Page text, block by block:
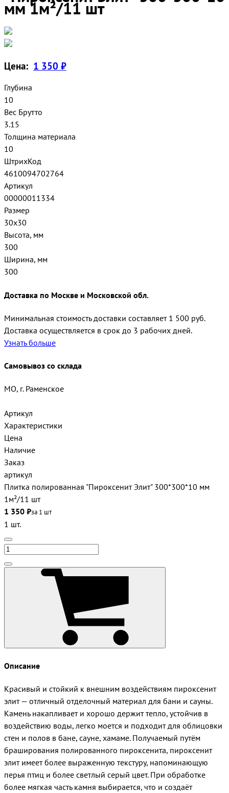
мм 1м²/11 шт
Цена: 1 350 ₽
Глубина
10
Вес Брутто
3.15
Толщина материала
10
ШтрихКод
4610094702764
Артикул
00000011334
Размер
30x30
Высота, мм
300
Ширина, мм
300
Доставка по Москве и Московской обл.
Минимальная стоимость доставки составляет 1 500 руб.
Доставка осуществляется в срок до 3 рабочих дней.
Узнать больше
Самовывоз со склада
МО, г. Раменское
Артикул
Характеристики
Цена
Наличие
Заказ
артикул
Плитка полированная "Пироксенит Элит" 300*300*10 мм
1м²/11 шт
1 350 ₽за 1 шт
1 шт.
Описание
Красивый и стойкий к внешним воздействиям пироксенит
элит — отличный отделочный материал для бани и сауны.
Камень накапливает и хорошо держит тепло, устойчив в
воздействию воды, легко моется и подходит для облицовки
стен и полов в бане, сауне, хамаме. Получаемый путём
браширования полированного пироксенита, пироксенит
элит имеет более выраженную текстуру, напоминающую
перья птиц и более светлый серый цвет. При обработке
более мягкая часть камня выбирается, что и создаёт